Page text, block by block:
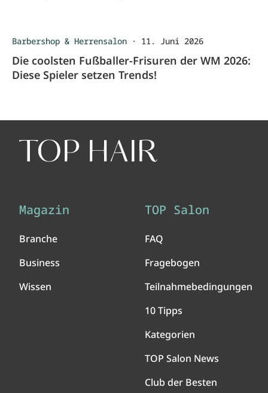
Barbershop & Herrensalon · 11. Juni 2026
Die coolsten Fußballer-Frisuren der WM 2026:
Diese Spieler setzen Trends!
Magazin
Branche
Business
Wissen
TOP Salon
FAQ
Fragebogen
Teilnahmebedingungen
10 Tipps
Kategorien
TOP Salon News
Club der Besten